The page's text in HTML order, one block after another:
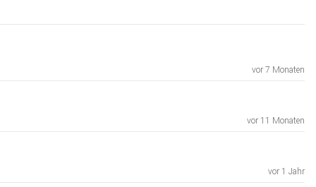
vor 7 Monaten
vor 11 Monaten
vor 1 Jahr